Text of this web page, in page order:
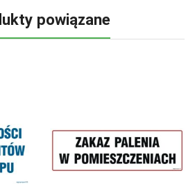
powiązane